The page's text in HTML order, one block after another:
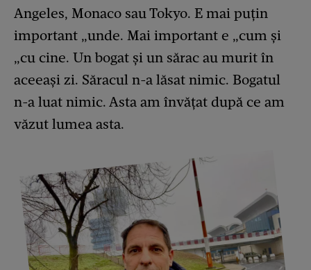
Angeles, Monaco sau Tokyo. E mai puțin
important „unde. Mai important e „cum și
„cu cine. Un bogat și un sărac au murit în
aceeași zi. Săracul n-a lăsat nimic. Bogatul
n-a luat nimic. Asta am învățat după ce am
văzut lumea asta.